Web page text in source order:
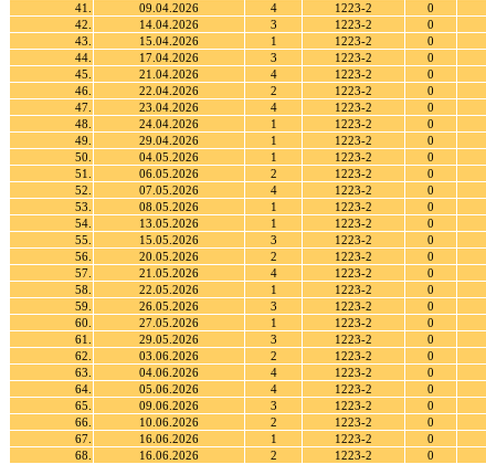
41.
09.04.2026 4 1223-2 0
42.
14.04.2026 3 1223-2 0
43.
15.04.2026 1 1223-2 0
44.
17.04.2026 3 1223-2 0
45.
21.04.2026 4 1223-2 0
46.
22.04.2026 2 1223-2 0
47.
23.04.2026 4 1223-2 0
48.
24.04.2026 1 1223-2 0
49.
29.04.2026 1 1223-2 0
50.
04.05.2026 1 1223-2 0
51.
06.05.2026 2 1223-2 0
52.
07.05.2026 4 1223-2 0
53.
08.05.2026 1 1223-2 0
54.
13.05.2026 1 1223-2 0
55.
15.05.2026 3 1223-2 0
56.
20.05.2026 2 1223-2 0
57.
21.05.2026 4 1223-2 0
58.
22.05.2026 1 1223-2 0
59.
26.05.2026 3 1223-2 0
60.
27.05.2026 1 1223-2 0
61.
29.05.2026 3 1223-2 0
62.
03.06.2026 2 1223-2 0
63.
04.06.2026 4 1223-2 0
64.
05.06.2026 4 1223-2 0
65.
09.06.2026 3 1223-2 0
66.
10.06.2026 2 1223-2 0
67.
16.06.2026 1 1223-2 0
68.
16.06.2026 2 1223-2 0